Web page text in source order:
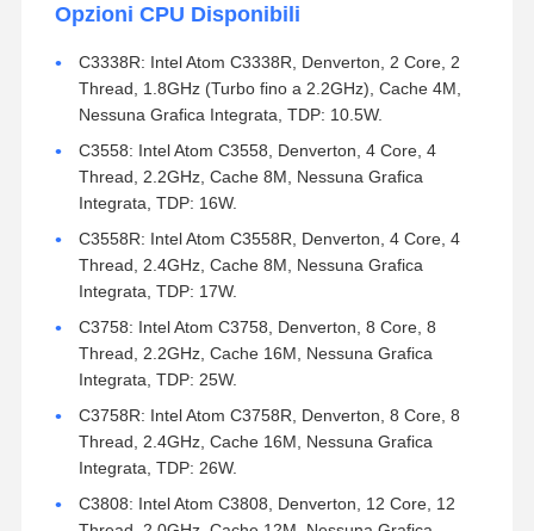
Opzioni CPU Disponibili
C3338R: Intel Atom C3338R, Denverton, 2 Core, 2
Thread, 1.8GHz (Turbo fino a 2.2GHz), Cache 4M,
Nessuna Grafica Integrata, TDP: 10.5W.
C3558: Intel Atom C3558, Denverton, 4 Core, 4
Thread, 2.2GHz, Cache 8M, Nessuna Grafica
Integrata, TDP: 16W.
C3558R: Intel Atom C3558R, Denverton, 4 Core, 4
Thread, 2.4GHz, Cache 8M, Nessuna Grafica
Integrata, TDP: 17W.
C3758: Intel Atom C3758, Denverton, 8 Core, 8
Thread, 2.2GHz, Cache 16M, Nessuna Grafica
Integrata, TDP: 25W.
C3758R: Intel Atom C3758R, Denverton, 8 Core, 8
Thread, 2.4GHz, Cache 16M, Nessuna Grafica
Integrata, TDP: 26W.
C3808: Intel Atom C3808, Denverton, 12 Core, 12